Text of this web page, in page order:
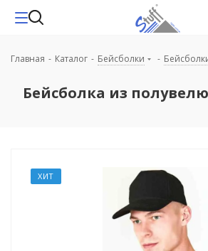
Бейсболка из
Главная - Каталог - Бейсболки -
ХИТ